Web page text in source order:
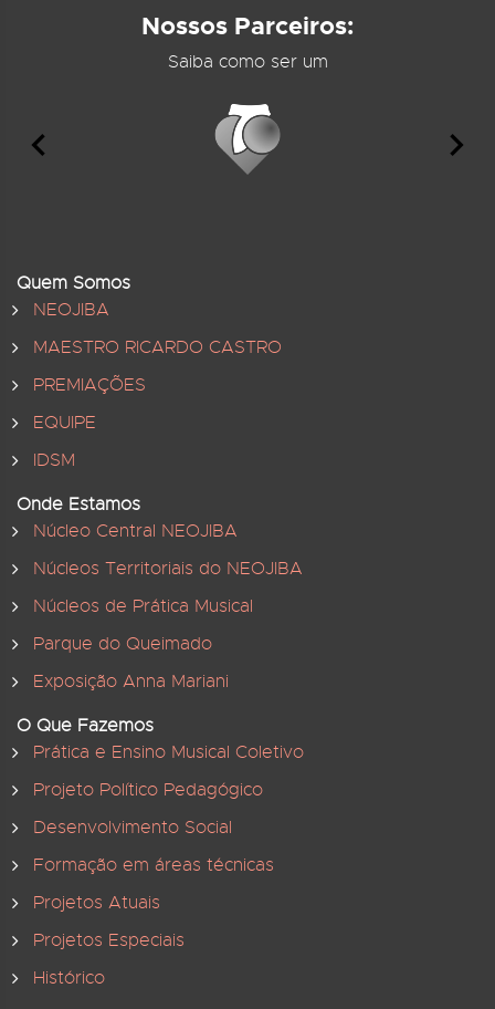
Nossos Parceiros:
Saiba como ser um
Quem Somos
NEOJIBA
MAESTRO RICARDO CASTRO
PREMIAÇÕES
EQUIPE
IDSM
Onde Estamos
Núcleo Central NEOJIBA
Núcleos Territoriais do NEOJIBA
Núcleos de Prática Musical
Parque do Queimado
Exposição Anna Mariani
O Que Fazemos
Prática e Ensino Musical Coletivo
Projeto Político Pedagógico
Desenvolvimento Social
Formação em áreas técnicas
Projetos Atuais
Projetos Especiais
Histórico